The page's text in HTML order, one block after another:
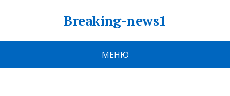
Breaking-news1
МЕНЮ